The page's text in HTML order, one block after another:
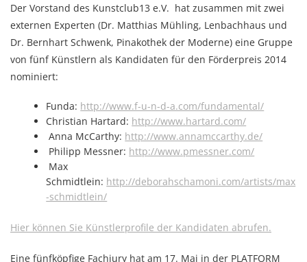
Der Vorstand des Kunstclub13 e.V. hat zusammen mit zwei
externen Experten (Dr. Matthias Mühling, Lenbachhaus und
Dr. Bernhart Schwenk, Pinakothek der Moderne) eine Gruppe
von fünf Künstlern als Kandidaten für den Förderpreis 2014
nominiert:
Funda: http://www.f-u-n-d-a.com/fundamental/
Christian Hartard: http://www.hartard.com/
Anna McCarthy: http://www.annamccarthy.de/
Philipp Messner: http://www.pmessner.com/
Max
Schmidtlein: http://deborahschamoni.com/artists/max
-schmidtlein/
Hier können Sie Künstlerprofile der Kandidaten abrufen.
Eine fünfköpfige Fachjury hat am 17. Mai in der PLATFORM